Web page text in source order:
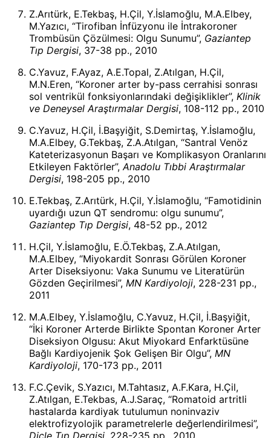
Z.Arıtürk, E.Tekbaş, H.Çil, Y.İslamoğlu, M.A.Elbey,
M.Yazıcı, “Tirofiban İnfüzyonu ile İntrakoroner
Trombüsün Çözülmesi: Olgu Sunumu”, Gaziantep
Tıp Dergisi, 37-38 pp., 2010
C.Yavuz, F.Ayaz, A.E.Topal, Z.Atılgan, H.Çil,
M.N.Eren, “Koroner arter by-pass cerrahisi sonrası
sol ventrikül fonksiyonlarındaki değişiklikler”, Klinik
ve Deneysel Araştırmalar Dergisi, 108-112 pp., 2010
C.Yavuz, H.Çil, İ.Başyiğit, S.Demirtaş, Y.İslamoğlu,
M.A.Elbey, G.Tekbaş, Z.A.Atılgan, “Santral Venöz
Kateterizasyonun Başarı ve Komplikasyon Oranlarını
Etkileyen Faktörler”,Anadolu Tıbbi Araştırmalar
Dergisi, 198-205 pp., 2010
E.Tekbaş, Z.Arıtürk, H.Çil, Y.İslamoğlu, “Famotidinin
uyardığı uzun QT sendromu: olgu sunumu”,
Gaziantep Tıp Dergisi, 48-52 pp., 2012
H.Çil, Y.İslamoğlu, E.Ö.Tekbaş, Z.A.Atılgan,
M.A.Elbey, “Miyokardit Sonrası Görülen Koroner
Arter Diseksiyonu: Vaka Sunumu ve Literatürün
Gözden Geçirilmesi”, MN Kardiyoloji, 228-231 pp.,
2011
M.A.Elbey, Y.İslamoğlu, C.Yavuz, H.Çil, İ.Başyiğit,
“İki Koroner Arterde Birlikte Spontan Koroner Arter
Diseksiyon Olgusu: Akut Miyokard Enfarktüsüne
Bağlı Kardiyojenik Şok Gelişen Bir Olgu”, MN
Kardiyoloji, 170-173 pp., 2011
F.C.Çevik, S.Yazıcı, M.Tahtasız, A.F.Kara, H.Çil,
Z.Atılgan, E.Tekbas, A.J.Saraç, “Romatoid artritli
hastalarda kardiyak tutulumun noninvaziv
elektrofizyolojik parametrelerle değerlendirilmesi”,